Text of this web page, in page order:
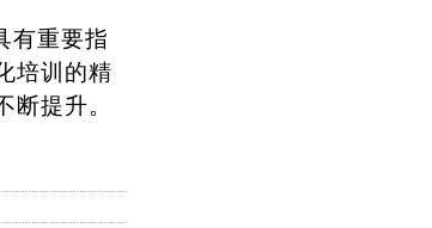
有重要指
培训的精
提升。